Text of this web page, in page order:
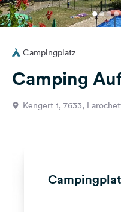
Registrieren
Fragen &
Campingplatz
Camping
Kengert 1, 7633,